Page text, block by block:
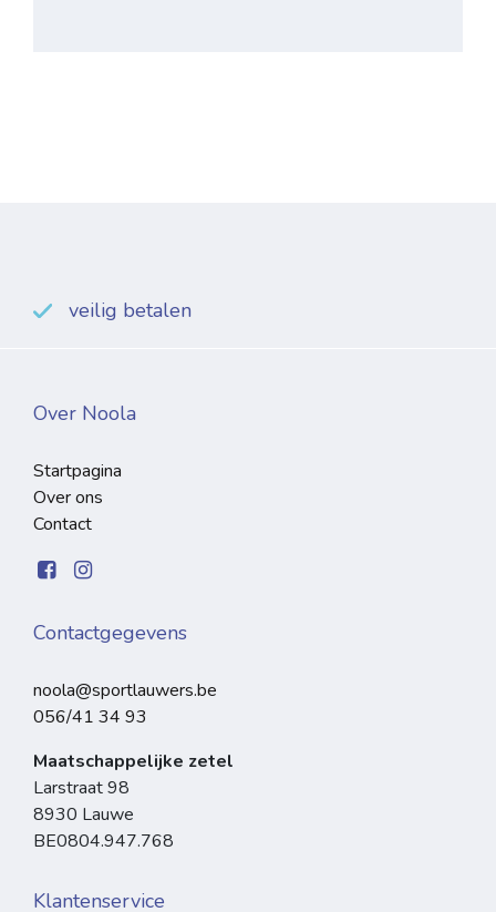
veilig betalen
Over Noola
Startpagina
Over ons
Contact
Contactgegevens
noola@sportlauwers.be
056/41 34 93
Maatschappelijke zetel
Larstraat 98
8930 Lauwe
BE0804.947.768
Klantenservice